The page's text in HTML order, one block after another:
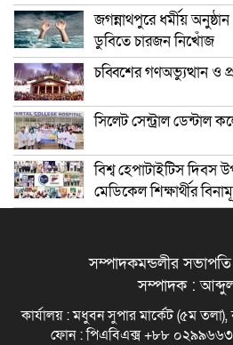
জগন্নাথপুরে ধর্মীয়
ডুবিতে চারজন নিখোঁজ
চব্বিশের গণঅভ্যুত্থান ও
সিলেট সেন্ট্রাল ডেন্টাল
বিশ্ব হেপাটাইটিস দিবস
মেডিকেল শিক্ষার্থীর
সম্পাদকমন্ডলীর
সম্পাদক :
কার্যালয় : মধুবন সুপার মার্কেট (৫ম
ফোন : পিএবিএক্স +৮৮